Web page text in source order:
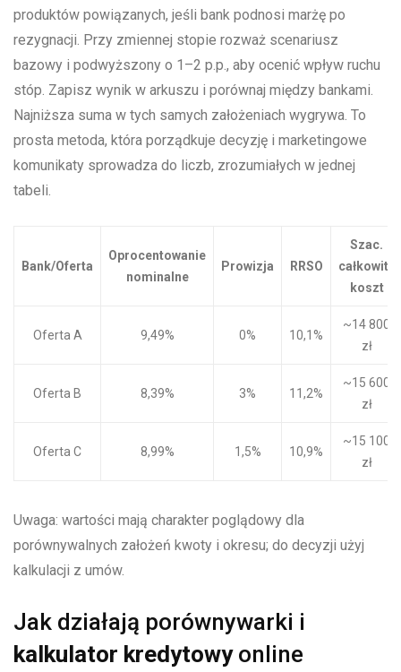
produktów powiązanych, jeśli bank podnosi marżę po
rezygnacji. Przy zmiennej stopie rozważ scenariusz
bazowy i podwyższony o 1–2 p.p., aby ocenić wpływ ruchu
stóp. Zapisz wynik w arkuszu i porównaj między bankami.
Najniższa suma w tych samych założeniach wygrywa. To
prosta metoda, która porządkuje decyzję i marketingowe
komunikaty sprowadza do liczb, zrozumiałych w jednej
tabeli.
Bank/Oferta
Oprocentowanie
nominalne
Prowizja RRSO
Szac.
całkowity
koszt
Oferta A 9,49% 0% 10,1%
~14 800
zł
Oferta B 8,39% 3% 11,2%
~15 600
zł
Oferta C 8,99% 1,5% 10,9%
~15 100
zł
Uwaga: wartości mają charakter poglądowy dla
porównywalnych założeń kwoty i okresu; do decyzji użyj
kalkulacji z umów.
Jak działają porównywarki i
kalkulator kredytowyonline